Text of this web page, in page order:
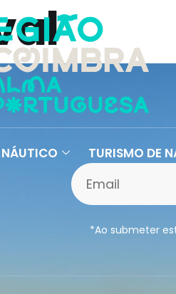
TURISMO DE
*Ao submeter